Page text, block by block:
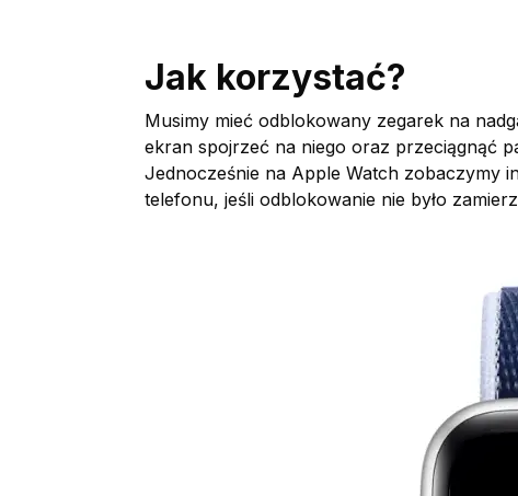
Jak korzystać?
Musimy mieć odblokowany zegarek na
ekran spojrzeć na niego oraz przeciągnąć
Jednocześnie na Apple Watch zobaczymy
telefonu, jeśli odblokowanie nie było